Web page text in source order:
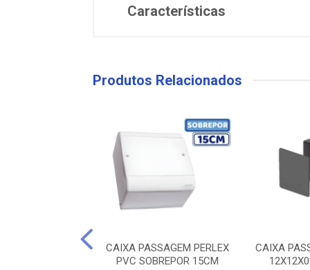
Características
Produtos Relacionados
CAIXA PASSAGEM PERLEX
PVC SOBREPOR 15CM
CAIXA